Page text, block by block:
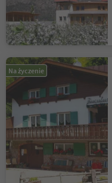
Na życzenie